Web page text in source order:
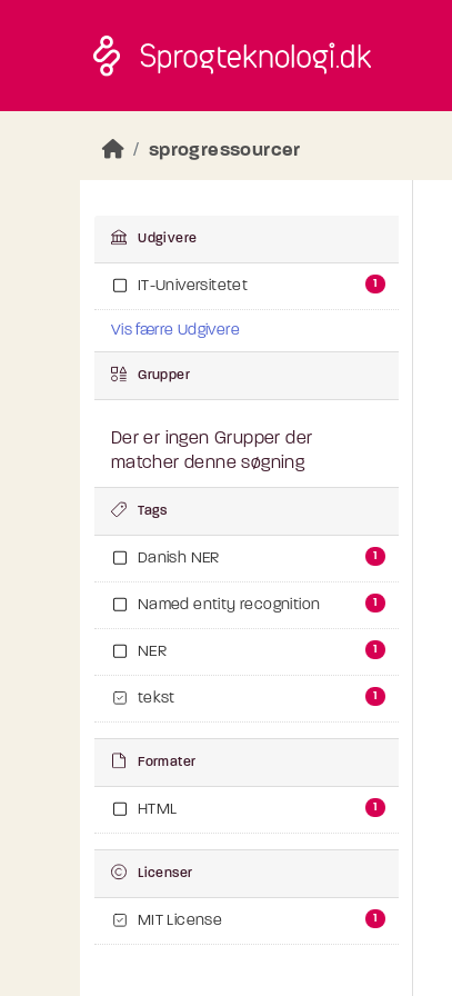
sprogressourcer
Udgivere
IT-Universitetet 1
Vis færre Udgivere
Grupper
Der er ingen Grupper der
matcher denne søgning
Tags
Danish NER 1
Named entity recognition 1
NER 1
tekst 1
Formater
HTML 1
Licenser
MIT License 1